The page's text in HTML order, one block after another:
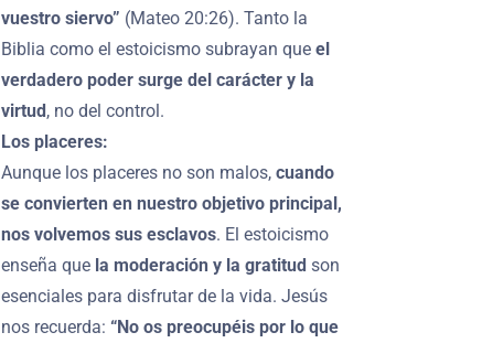
vuestro siervo” (Mateo 20:26). Tanto la
Biblia como el estoicismo subrayan que el
verdadero poder surge del carácter y la
virtud, no del control.
Los placeres:
Aunque los placeres no son malos, cuando
se convierten en nuestro objetivo principal,
nos volvemos sus esclavos. El estoicismo
enseña que la moderación y la gratitud son
esenciales para disfrutar de la vida. Jesús
nos recuerda: “No os preocupéis por lo que